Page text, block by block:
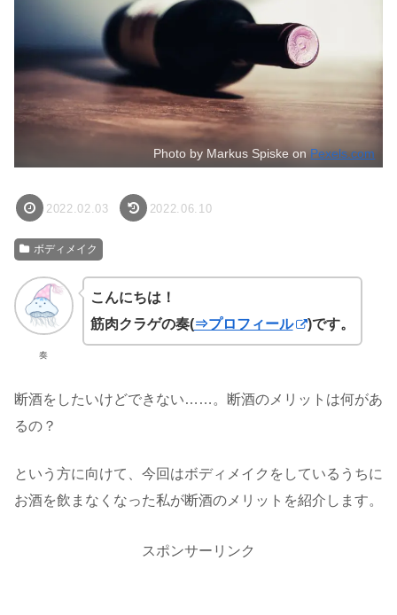
Photo by Markus Spiske on Pexels.com
2022.02.03 2022.06.10
ボディメイク
奏
こんにちは！
筋肉クラゲの奏(⇒プロフィール )です。
断酒をしたいけどできない……。断酒のメリットは何があ
るの？
という方に向けて、今回はボディメイクをしているうちに
お酒を飲まなくなった私が断酒のメリットを紹介します。
スポンサーリンク